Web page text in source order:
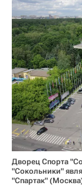
Дворец Спорта
"Сокольники"
"Спартак"